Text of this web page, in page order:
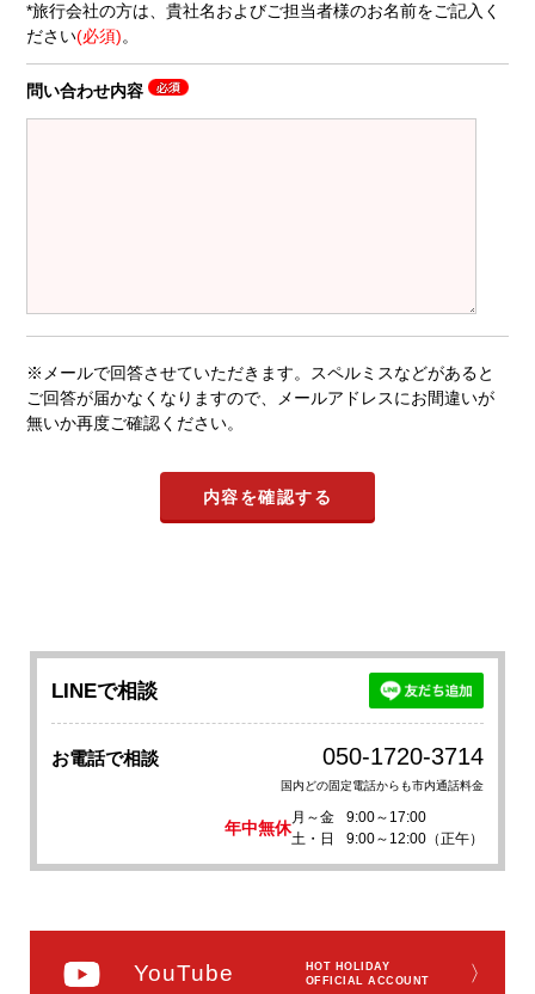
*旅行会社の方は、貴社名およびご担当者様のお名前をご記入く
ださい(必須)。
問い合わせ内容
※メールで回答させていただきます。スペルミスなどがあると
ご回答が届かなくなりますので、メールアドレスにお間違いが
無いか再度ご確認ください。
LINEで相談
お電話で相談 050-1720-3714
国内どの固定電話からも市内通話料金
年中無休
月～金
9:00～17:00
土・日
9:00～12:00（正午）
YouTube
HOT HOLIDAY
OFFICIAL ACCOUNT
〉